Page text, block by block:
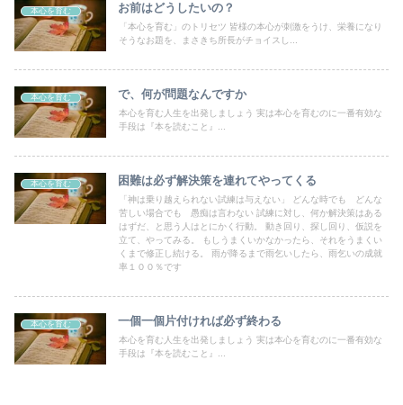
本心を育む お前はどうしたいの？
「本心を育む」のトリセツ 皆様の本心が刺激をうけ、栄養になり
そうなお題を、まさきち所長がチョイスし...
本心を育む で、何が問題なんですか
本心を育む人生を出発しましょう 実は本心を育むのに一番有効な
手段は『本を読むこと』...
本心を育む 困難は必ず解決策を連れてやってくる
「神は乗り越えられない試練は与えない」 どんな時でも どんな
苦しい場合でも 愚痴は言わない 試練に対し、何か解決策はある
はずだ、と思う人はとにかく行動。 動き回り、探し回り、仮説を
立て、やってみる。 もしうまくいかなかったら、それをうまくい
くまで修正し続ける。 雨が降るまで雨乞いしたら、雨乞いの成就
率１００％です
本心を育む 一個一個片付ければ必ず終わる
本心を育む人生を出発しましょう 実は本心を育むのに一番有効な
手段は『本を読むこと』...